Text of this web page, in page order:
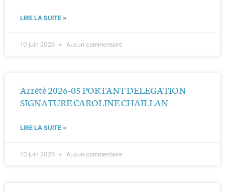
LIRE LA SUITE »
10 juin 2026 Aucun commentaire
Arrêté 2026-05 PORTANT DELEGATION
SIGNATURE CAROLINE CHAILLAN
LIRE LA SUITE »
10 juin 2026 Aucun commentaire